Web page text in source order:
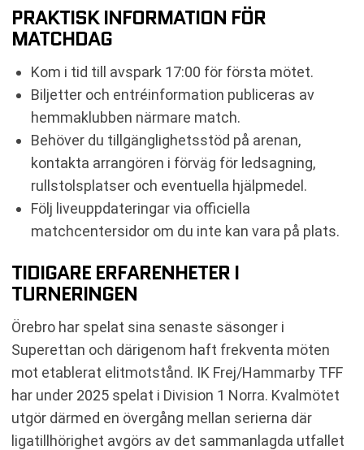
PRAKTISK INFORMATION FÖR
MATCHDAG
Kom i tid till avspark 17:00 för första mötet.
Biljetter och entréinformation publiceras av
hemmaklubben närmare match.
Behöver du tillgänglighetsstöd på arenan,
kontakta arrangören i förväg för ledsagning,
rullstolsplatser och eventuella hjälpmedel.
Följ liveuppdateringar via officiella
matchcentersidor om du inte kan vara på plats.
TIDIGARE ERFARENHETER I
TURNERINGEN
Örebro har spelat sina senaste säsonger i
Superettan och därigenom haft frekventa möten
mot etablerat elitmotstånd. IK Frej/Hammarby TFF
har under 2025 spelat i Division 1 Norra. Kvalmötet
utgör därmed en övergång mellan serierna där
ligatillhörighet avgörs av det sammanlagda utfallet